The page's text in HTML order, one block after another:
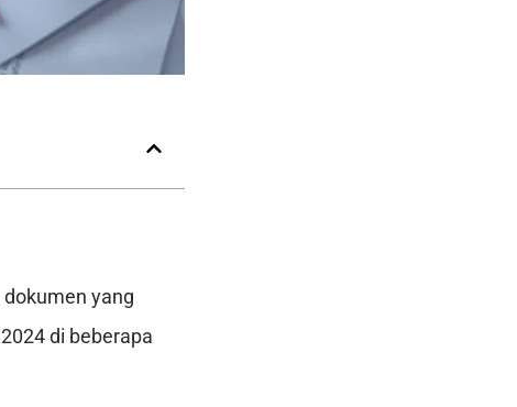
yang
di beberapa